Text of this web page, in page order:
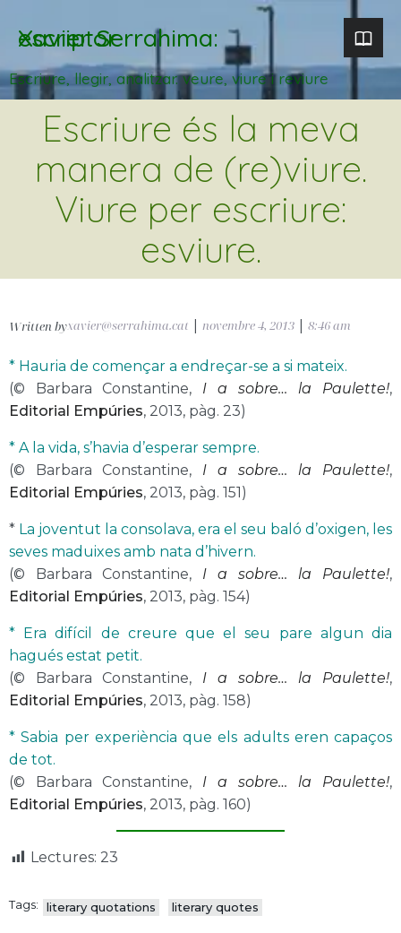
Xavier Serrahima: escriptor
Escriure, llegir, analitzar. veure, viure i reviure
Escriure és la meva
manera de (re)viure.
Viure per escriure:
esviure.
Written byxavier@serrahima.cat novembre 4, 2013 8:46 am
* Hauria de començar a endreçar-se a si mateix.
(© Barbara Constantine, I a sobre… la Paulette!,
Editorial Empúries, 2013, pàg. 23)
* A la vida, s’havia d’esperar sempre.
(© Barbara Constantine, I a sobre… la Paulette!,
Editorial Empúries, 2013, pàg. 151)
* La joventut la consolava, era el seu baló d’oxigen, les
seves maduixes amb nata d’hivern.
(© Barbara Constantine, I a sobre… la Paulette!,
Editorial Empúries, 2013, pàg. 154)
* Era difícil de creure que el seu pare algun dia
hagués estat petit.
(© Barbara Constantine, I a sobre… la Paulette!,
Editorial Empúries, 2013, pàg. 158)
* Sabia per experiència que els adults eren capaços
de tot.
(© Barbara Constantine, I a sobre… la Paulette!,
Editorial Empúries, 2013, pàg. 160)
Lectures: 23
Tags: literary quotations literary quotes